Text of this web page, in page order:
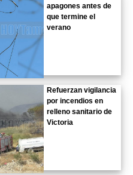
apagones antes de
que termine el
verano
Refuerzan vigilancia
por incendios en
relleno sanitario de
Victoria